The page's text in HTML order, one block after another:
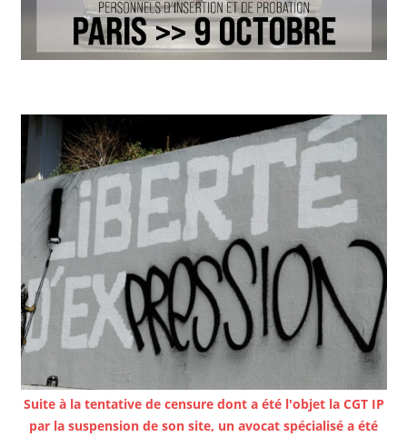
Suite à la tentative de censure dont a été l'objet la CGT IP
par la suspension de son site, un avocat spécialisé a été